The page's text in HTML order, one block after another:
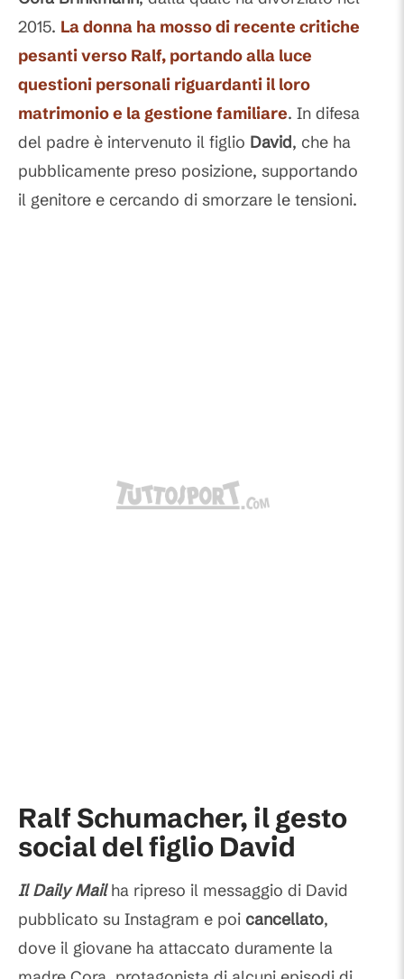
2015. La donna ha mosso di recente critiche
pesanti verso Ralf, portando alla luce
questioni personali riguardanti il loro
matrimonio e la gestione familiare. In difesa
del padre è intervenuto il figlio David, che ha
pubblicamente preso posizione, supportando
il genitore e cercando di smorzare le tensioni.
Ralf Schumacher, il gesto
social del figlio David
Il Daily Mailha ripreso il messaggio di David
pubblicato su Instagram e poi cancellato,
dove il giovane ha attaccato duramente la